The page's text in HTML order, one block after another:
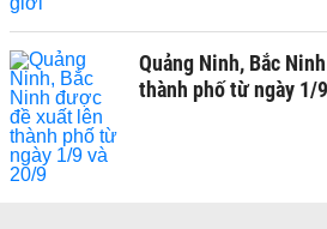
Quảng Ninh, Bắc
thành phố từ ngày 1/